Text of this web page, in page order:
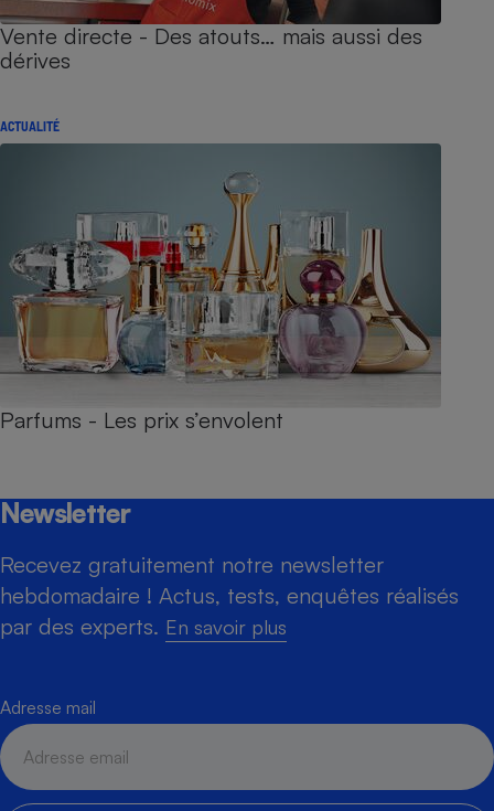
Vente directe - Des atouts… mais aussi des
dérives
ACTUALITÉ
Parfums - Les prix s’envolent
Newsletter
Recevez gratuitement notre newsletter
hebdomadaire ! Actus, tests, enquêtes réalisés
par des experts. En savoir plus
Adresse mail